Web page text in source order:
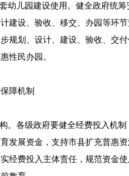
儿园建设使用。健全政府统筹
建设、验收、移交、办园等环
规划、设计、建设、验收、交
性民办园。
障机制
各级政府要健全经费投入机制
发展资金，支持市县扩充普惠
经费投入主体责任，规范资金